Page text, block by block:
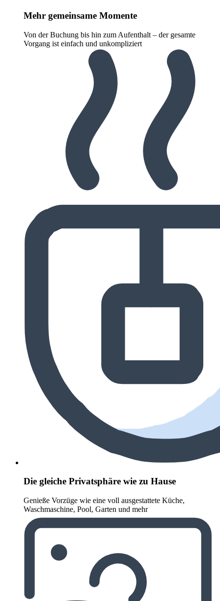
Mehr gemeinsame Momente
Von der Buchung bis hin zum Aufenthalt – der gesamte
Vorgang ist einfach und unkompliziert
Die gleiche Privatsphäre wie zu Hause
Genieße Vorzüge wie eine voll ausgestattete Küche,
Waschmaschine, Pool, Garten und mehr